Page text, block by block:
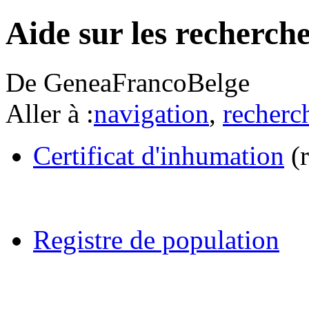
Aide sur les
De GeneaFrancoBelge
Aller à :navigation,
Certificat d'inhumation
Registre de population